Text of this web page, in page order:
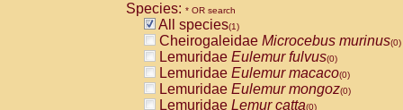
Species: * OR search
All species(1)
Cheirogaleidae Microcebus murinus(0)
Lemuridae Eulemur fulvus(0)
Lemuridae Eulemur macaco(0)
Lemuridae Eulemur mongoz(0)
Lemuridae Lemur catta(0)